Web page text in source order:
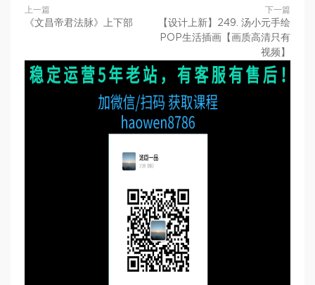
上一篇
《文昌帝君法脉》上下部
下一篇
【设计上新】249. 汤小元手绘
POP生活插画【画质高清只有
视频】